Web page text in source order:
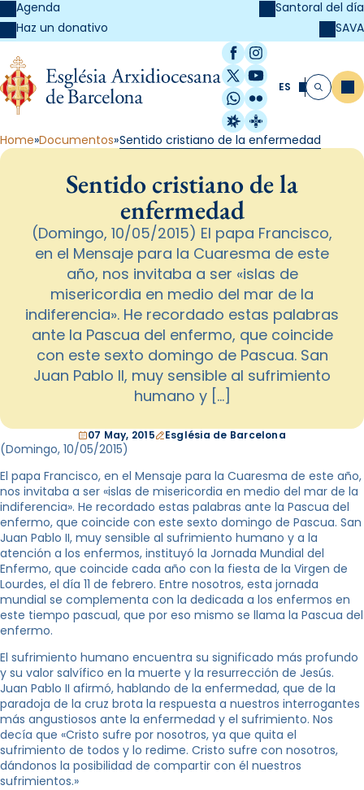
Agenda
Haz un donativo
Santoral del día
SAVA
Facebook
Instagram
X / Twitter
YouTube
WhatsApp
Flickr
Radio Estel
Catalunya
ES Buscar
Home Documentos Sentido cristiano de la enfermedad
Sentido cristiano de la
enfermedad
(Domingo, 10/05/2015) El papa Francisco,
en el Mensaje para la Cuaresma de este
año, nos invitaba a ser «islas de
misericordia en medio del mar de la
indiferencia». He recordado estas palabras
ante la Pascua del enfermo, que coincide
con este sexto domingo de Pascua. San
Juan Pablo II, muy sensible al sufrimiento
humano y […]
07 May, 2015 Església de Barcelona
(Domingo, 10/05/2015)
El papa Francisco, en el Mensaje para la Cuaresma de este año,
nos invitaba a ser «islas de misericordia en medio del mar de la
indiferencia». He recordado estas palabras ante la Pascua del
enfermo, que coincide con este sexto domingo de Pascua. San
Juan Pablo II, muy sensible al sufrimiento humano y a la
atención a los enfermos, instituyó la Jornada Mundial del
Enfermo, que coincide cada año con la fiesta de la Virgen de
Lourdes, el día 11 de febrero. Entre nosotros, esta jornada
mundial se complementa con la dedicada a los enfermos en
este tiempo pascual, que por eso mismo se llama la Pascua del
enfermo.
El sufrimiento humano encuentra su significado más profundo
y su valor salvífico en la muerte y la resurrección de Jesús.
Juan Pablo II afirmó, hablando de la enfermedad, que de la
paradoja de la cruz brota la respuesta a nuestros interrogantes
más angustiosos ante la enfermedad y el sufrimiento. Nos
decía que «Cristo sufre por nosotros, ya que quita el
sufrimiento de todos y lo redime. Cristo sufre con nosotros,
dándonos la posibilidad de compartir con él nuestros
sufrimientos.»